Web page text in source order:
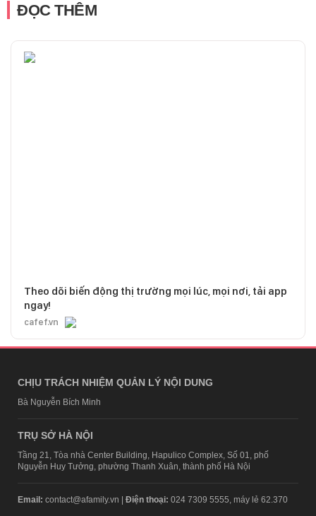
ĐỌC THÊM
Theo dõi biến động thị trường mọi lúc, mọi nơi, tải app
ngay!
cafef.vn
CHỊU TRÁCH NHIỆM QUẢN LÝ NỘI DUNG
Bà Nguyễn Bích Minh
TRỤ SỞ HÀ NỘI
Tầng 21, Tòa nhà Center Building, Hapulico Complex, Số 01, phố
Nguyễn Huy Tưởng, phường Thanh Xuân, thành phố Hà Nội
Email: contact@afamily.vn | Điện thoại: 024 7309 5555, máy lẻ 62.370